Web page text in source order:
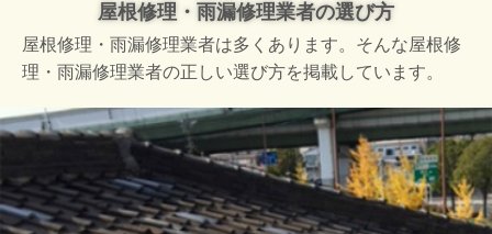
屋根修理・雨漏修理業者の選び方
屋根修理・雨漏修理業者は多くあります。そんな屋根修
理・雨漏修理業者の正しい選び方を掲載しています。